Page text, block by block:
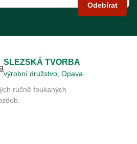
Odebírat
SLEZSKÁ TVORBA
výrobní družstvo, Opava
ručně foukaných